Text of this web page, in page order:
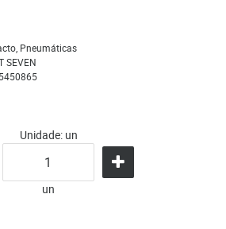
, Pneumáticas
SEVEN
Unidade: un
un